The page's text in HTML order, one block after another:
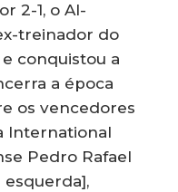
2-1, o Al-
treinador do
conquistou a
a época
os vencedores
International
Pedro Rafael
esquerda],